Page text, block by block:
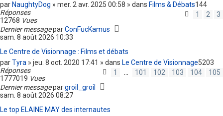
par NaughtyDog » mer. 2 avr. 2025 00:58 » dans Films & Débats
1
2 3
144
Réponses
12768 Vues
Dernier messageparConFucKamus
sam. 8 août 2026 10:33
Le Centre de Visionnage : Films et débats
parTyra » jeu. 8 oct. 2020 17:41 » dans Le Centre de Visionnage
1
… 101 102 103 104 105
5203
Réponses
1777019 Vues
Dernier messagepargroil_groil
sam. 8 août 2026 08:27
Le top ELAINE MAY des internautes